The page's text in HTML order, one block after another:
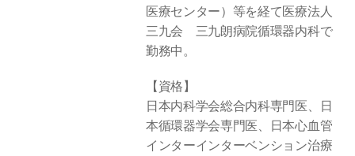
医療センター）等を経て医療法人
三九会　三九朗病院循環器内科で
勤務中。
【資格】
日本内科学会総合内科専門医、日
本循環器学会専門医、日本心血管
インターインターベンション治療